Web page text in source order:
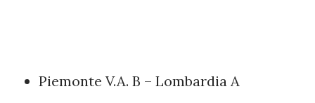
Piemonte V.A. B – Lombardia A